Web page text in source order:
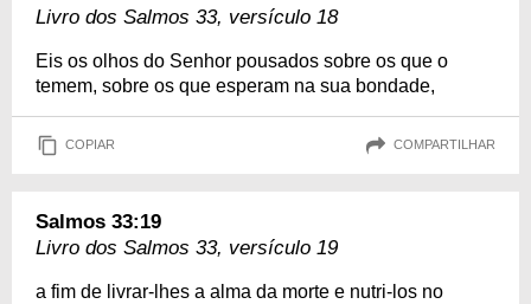
Livro dos Salmos 33, versículo 18
Eis os olhos do Senhor pousados sobre os que o
temem, sobre os que esperam na sua bondade,
COPIAR COMPARTILHAR
Salmos 33:19
Livro dos Salmos 33, versículo 19
a fim de livrar-lhes a alma da morte e nutri-los no